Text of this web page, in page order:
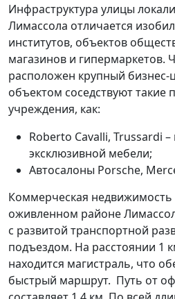
Инфраструктура улицы
Лимассола отличается
институтов, объектов
магазинов и гипермаркетов.
расположен крупный бизнес-
объектом соседствуют такие
учреждения, как:
Roberto Cavalli, Trussardi
эксклюзивной мебели;
Автосалоны Porsche,
Коммерческая недвижимость
оживленном районе
с развитой транспортной
подъездом. На расстоянии 1
находится магистраль, что
быстрый маршрут. Путь от